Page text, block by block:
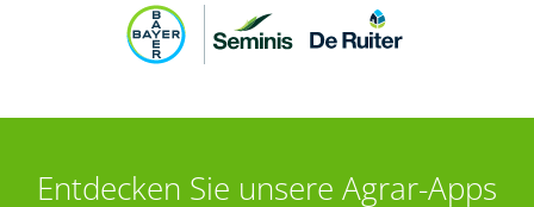
Entdecken Sie unsere Agrar-Apps